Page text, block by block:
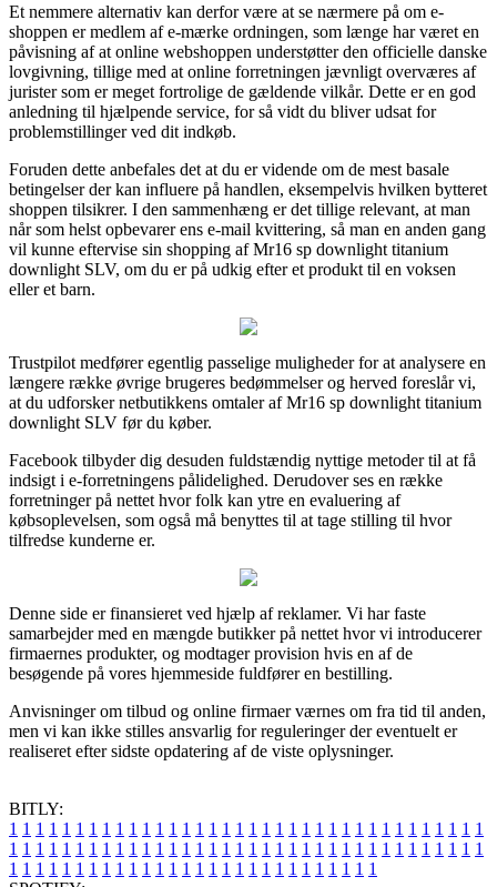
Et nemmere alternativ kan derfor være at se nærmere på om e-
shoppen er medlem af e-mærke ordningen, som længe har været en
påvisning af at online webshoppen understøtter den officielle danske
lovgivning, tillige med at online forretningen jævnligt overværes af
jurister som er meget fortrolige de gældende vilkår. Dette er en god
anledning til hjælpende service, for så vidt du bliver udsat for
problemstillinger ved dit indkøb.
Foruden dette anbefales det at du er vidende om de mest basale
betingelser der kan influere på handlen, eksempelvis hvilken bytteret
shoppen tilsikrer. I den sammenhæng er det tillige relevant, at man
når som helst opbevarer ens e-mail kvittering, så man en anden gang
vil kunne eftervise sin shopping af Mr16 sp downlight titanium
downlight SLV, om du er på udkig efter et produkt til en voksen
eller et barn.
Trustpilot medfører egentlig passelige muligheder for at analysere en
længere række øvrige brugeres bedømmelser og herved foreslår vi,
at du udforsker netbutikkens omtaler af Mr16 sp downlight titanium
downlight SLV før du køber.
Facebook tilbyder dig desuden fuldstændig nyttige metoder til at få
indsigt i e-forretningens pålidelighed. Derudover ses en række
forretninger på nettet hvor folk kan ytre en evaluering af
købsoplevelsen, som også må benyttes til at tage stilling til hvor
tilfredse kunderne er.
Denne side er finansieret ved hjælp af reklamer. Vi har faste
samarbejder med en mængde butikker på nettet hvor vi introducerer
firmaernes produkter, og modtager provision hvis en af de
besøgende på vores hjemmeside fuldfører en bestilling.
Anvisninger om tilbud og online firmaer værnes om fra tid til anden,
men vi kan ikke stilles ansvarlig for reguleringer der eventuelt er
realiseret efter sidste opdatering af de viste oplysninger.
BITLY:
1 1 1 1 1 1 1 1 1 1 1 1 1 1 1 1 1 1 1 1 1 1 1 1 1 1 1 1 1 1 1 1 1 1 1 1
1 1 1 1 1 1 1 1 1 1 1 1 1 1 1 1 1 1 1 1 1 1 1 1 1 1 1 1 1 1 1 1 1 1 1 1
1 1 1 1 1 1 1 1 1 1 1 1 1 1 1 1 1 1 1 1 1 1 1 1 1 1 1 1